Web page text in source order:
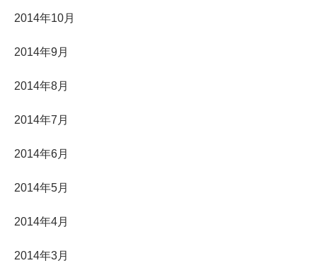
2014年10月
2014年9月
2014年8月
2014年7月
2014年6月
2014年5月
2014年4月
2014年3月